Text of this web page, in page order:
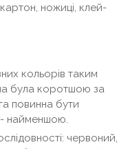
ножиці, клей-
кольорів таким
була коротшою за
повинна бути
- найменшою.
червоний,